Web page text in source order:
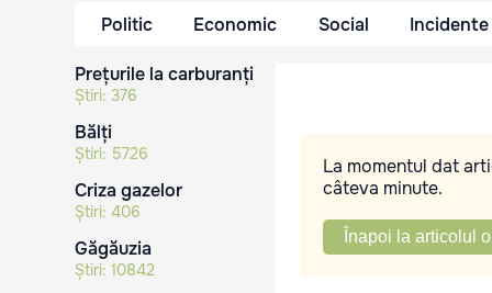
Politic Economic Social Incidente
Prețurile la carburanți
Știri: 376
Bălți
Știri: 5726
Criza gazelor
Știri: 406
Găgăuzia
Știri: 10842
La momentul dat
câteva minute.
Înapoi la articolul